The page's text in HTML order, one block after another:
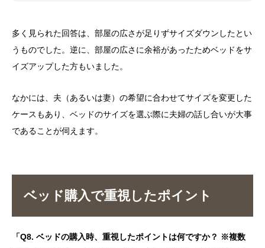
多く見られた回答は、部屋の広さが足りずサイズダウンしたとい
うものでした。逆に、部屋の広さに余裕があったためベッドをサ
イズアップした方もいました。
なかには、夫（あるいは妻）の希望に合わせてサイズを変更した
ケースもあり、ベッドのサイズを選ぶ際に夫婦の話し合いが大事
であることが伺えます。
ベッド購入で重視したポイント
「Q8. ベッドの購入時、重視したポイントは何ですか？ ※複数